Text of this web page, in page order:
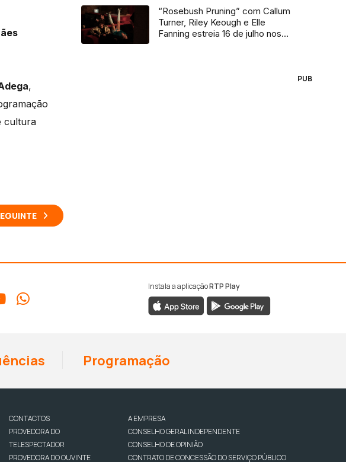
,
cultura
“Rosebush Pruning” com Callum
Turner, Riley Keough e Elle
Fanning estreia 16 de julho nos
PUB
Instala a aplicaçãoRTP Play
Programação
CONTACTOS
PROVEDORA DO
TELESPECTADOR
PROVEDORA DO OUVINTE
A EMPRESA
CONSELHO GERAL INDEPENDENTE
CONSELHO DE OPINIÃO
CONTRATO DE CONCESSÃO DO SERVIÇO PÚBLICO